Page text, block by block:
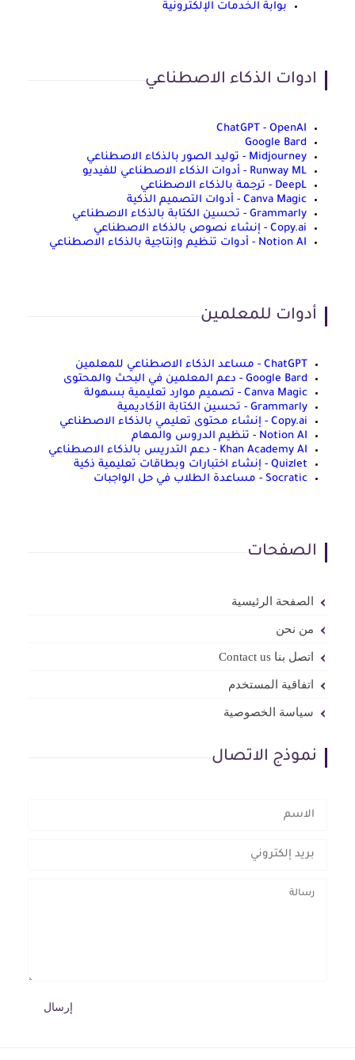
بوابة الخدمات الإلكترونية
ادوات الذكاء الاصطناعي
ChatGPT - OpenAI
Google Bard
Midjourney - توليد الصور بالذكاء الاصطناعي
Runway ML - أدوات الذكاء الاصطناعي للفيديو
DeepL - ترجمة بالذكاء الاصطناعي
Canva Magic - أدوات التصميم الذكية
Grammarly - تحسين الكتابة بالذكاء الاصطناعي
Copy.ai - إنشاء نصوص بالذكاء الاصطناعي
Notion AI - أدوات تنظيم وإنتاجية بالذكاء الاصطناعي
أدوات للمعلمين
ChatGPT - مساعد الذكاء الاصطناعي للمعلمين
Google Bard - دعم المعلمين في البحث والمحتوى
Canva Magic - تصميم موارد تعليمية بسهولة
Grammarly - تحسين الكتابة الأكاديمية
Copy.ai - إنشاء محتوى تعليمي بالذكاء الاصطناعي
Notion AI - تنظيم الدروس والمهام
Khan Academy AI - دعم التدريس بالذكاء الاصطناعي
Quizlet - إنشاء اختبارات وبطاقات تعليمية ذكية
Socratic - مساعدة الطلاب في حل الواجبات
الصفحات
الصفحة الرئيسية
من نحن
اتصل بنا Contact us
اتفاقية المستخدم
سياسة الخصوصية
نموذج الاتصال